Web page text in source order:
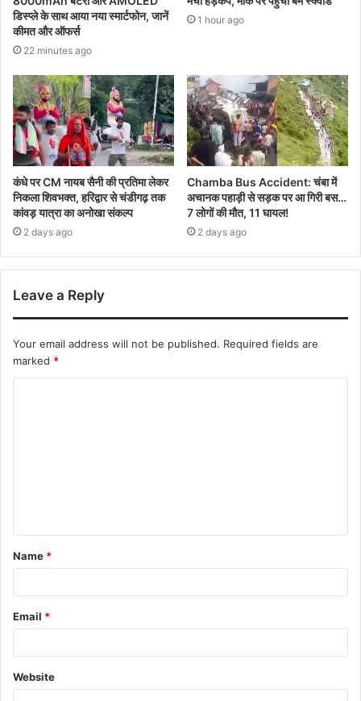
डिस्प्ले के साथ आया नया स्मार्टफोन, जानें
कीमत और ऑफर्स
22 minutes ago
1 hour ago
कंधे पर CM नायब सैनी की प्रतिमा लेकर
निकला शिवभक्त, हरिद्वार से चंडीगढ़ तक
कांवड़ यात्रा का अनोखा संकल्प
2 days ago
Chamba Bus Accident: चंबा में
अचानक पहाड़ी से सड़क पर आ गिरी बस…
7 लोगों की मौत, 11 घायल!
2 days ago
Leave a Reply
Your email address will not be published. Required fields are
marked *
Name *
Email *
Website